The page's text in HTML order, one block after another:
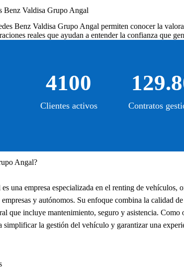
Benz Valdisa Grupo Angal
Benz Valdisa Grupo Angal permiten conocer la
reales que ayudan a entender la confianza que
4100
Clientes activos Contratos
Angal?
una empresa especializada en el renting de vehículos,
y autónomos. Su enfoque combina la calidad
que incluye mantenimiento, seguro y asistencia. Como
simplificar la gestión del vehículo y garantizar una